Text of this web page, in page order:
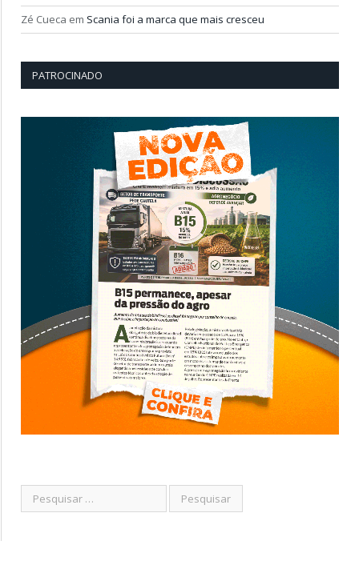
Zé Cueca em Scania foi a marca que mais cresceu
PATROCINADO